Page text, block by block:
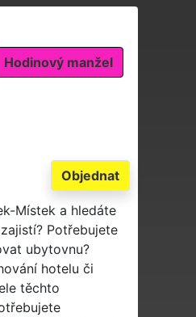
Hodinový manžel
Objednat
Místek a hledáte
Potřebujete
ubytovnu?
hotelu či
těchto